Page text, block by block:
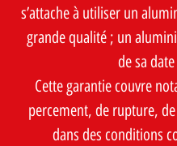
s’attache à utiliser un
grande qualité ; un
de sa
Cette garantie couvre
percement, de rupture,
dans des conditions